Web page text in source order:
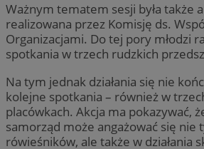
Ważnym tematem sesji była także
realizowana przez Komisję ds.
Organizacjami. Do tej pory młodzi
spotkania w trzech rudzkich
Na tym jednak działania się nie
kolejne spotkania – również w
placówkach. Akcja ma pokazywać,
samorząd może angażować się nie
rówieśników, ale także w działania